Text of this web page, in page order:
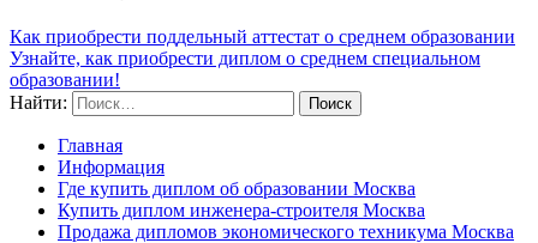
Как приобрести поддельный аттестат о среднем образовании
Узнайте, как приобрести диплом о среднем специальном
образовании!
Найти:
Главная
Информация
Где купить диплом об образовании Москва
Купить диплом инженера-строителя Москва
Продажа дипломов экономического техникума Москва